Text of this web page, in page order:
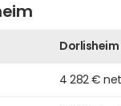
Dorlisheim
4 282 €